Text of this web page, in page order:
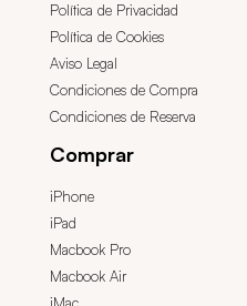
Política de Privacidad
Política de Cookies
Aviso Legal
Condiciones de Compra
Condiciones de Reserva
Comprar
iPhone
iPad
Macbook Pro
Macbook Air